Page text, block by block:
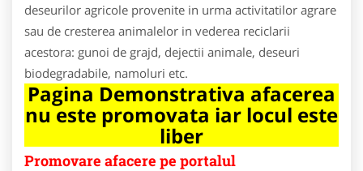
deseurilor agricole provenite in urma activitatilor agrare
sau de cresterea animalelor in vederea reciclarii
acestora: gunoi de grajd, dejectii animale, deseuri
biodegradabile, namoluri etc.
Pagina Demonstrativa afacerea
nu este promovata iar locul este
liber
Promovare afacere pe portalul